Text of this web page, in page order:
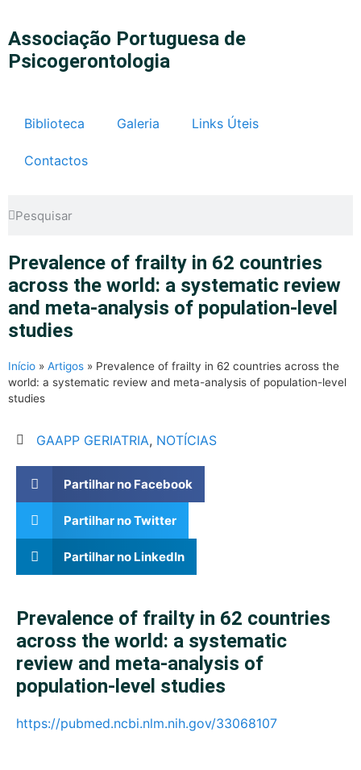
Associação Portuguesa de
Psicogerontologia
Biblioteca Galeria Links Úteis
Contactos
Prevalence of frailty in 62 countries
across the world: a systematic review
and meta-analysis of population-level
studies
Início » Artigos » Prevalence of frailty in 62 countries across the
world: a systematic review and meta-analysis of population-level
studies
GAAPP GERIATRIA, NOTÍCIAS
Partilhar no Facebook
Partilhar no Twitter
Partilhar no LinkedIn
Prevalence of frailty in 62 countries
across the world: a systematic
review and meta-analysis of
population-level studies
https://pubmed.ncbi.nlm.nih.gov/33068107